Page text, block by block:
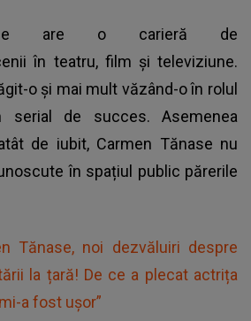
are o carieră de
în teatru, film și televiziune.
o și mai mult văzând-o în rolul
serial de succes. Asemenea
de iubit, Carmen Tănase nu
în spațiul public părerile
Tănase, noi dezvăluiri despre
la țară! De ce a plecat actrița
a fost ușor”